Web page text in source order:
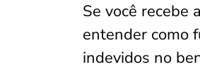
Se você recebe
entender como
indevidos no